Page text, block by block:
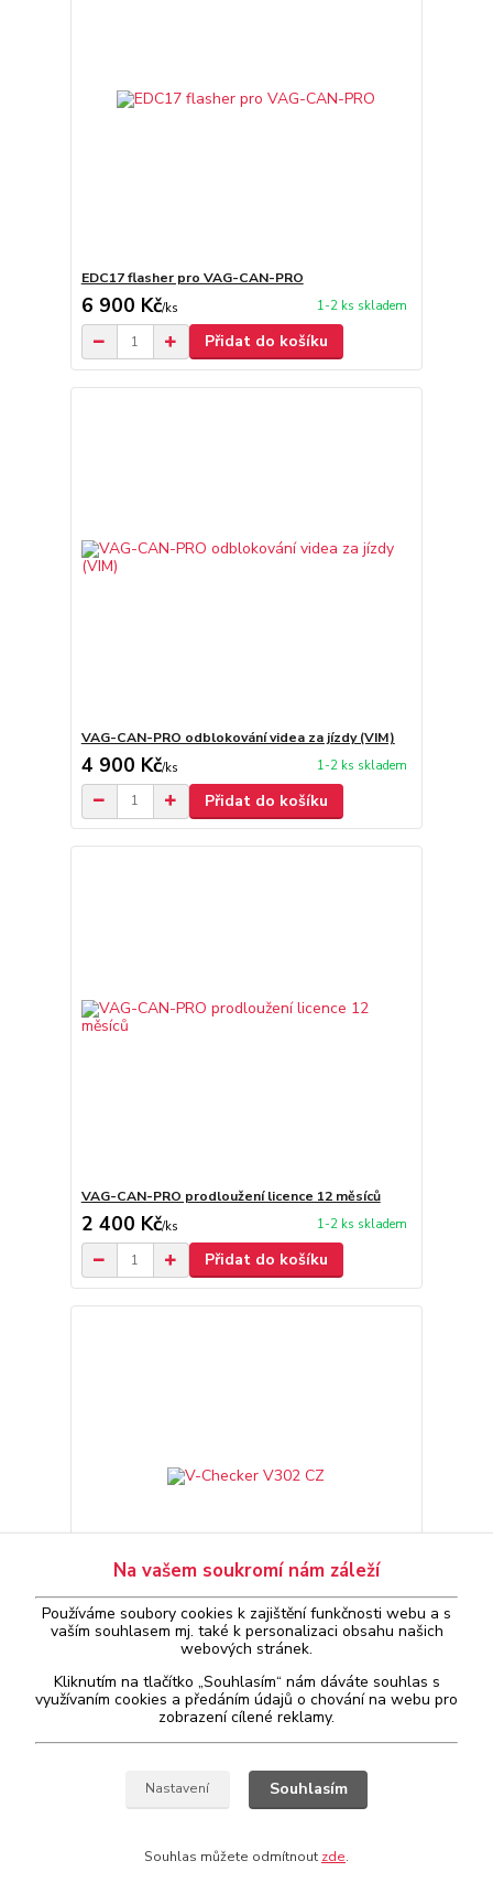
EDC17 flasher pro VAG-CAN-PRO
6 900 Kč/ks 1-2 ks skladem
Přidat do košíku
VAG-CAN-PRO odblokování videa za jízdy (VIM)
4 900 Kč/ks 1-2 ks skladem
Přidat do košíku
VAG-CAN-PRO prodloužení licence 12 měsíců
2 400 Kč/ks 1-2 ks skladem
Přidat do košíku
V-Checker V302 CZ
2 776 Kč/ks
neznámá doba
dodání
Na vašem soukromí nám záleží
Používáme soubory cookies k zajištění funkčnosti webu a s
vaším souhlasem mj. také k personalizaci obsahu našich
webových stránek.
Kliknutím na tlačítko „Souhlasím“ nám dáváte souhlas s
využívaním cookies a předáním údajů o chování na webu pro
zobrazení cílené reklamy.
Nastavení Souhlasím
Souhlas můžete odmítnout zde.